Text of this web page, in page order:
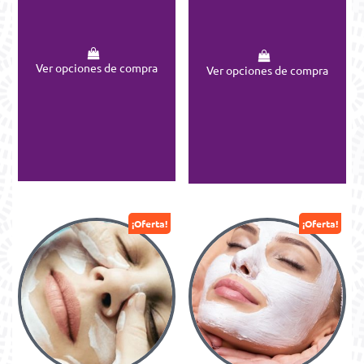
Ver opciones de compra Ver opciones de compra
¡Oferta! ¡Oferta!